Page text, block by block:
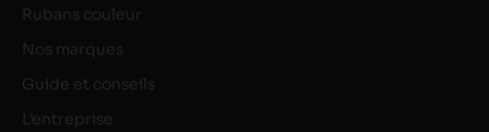
Rubans couleur
Nos marques
Guide et conseils
L’entreprise